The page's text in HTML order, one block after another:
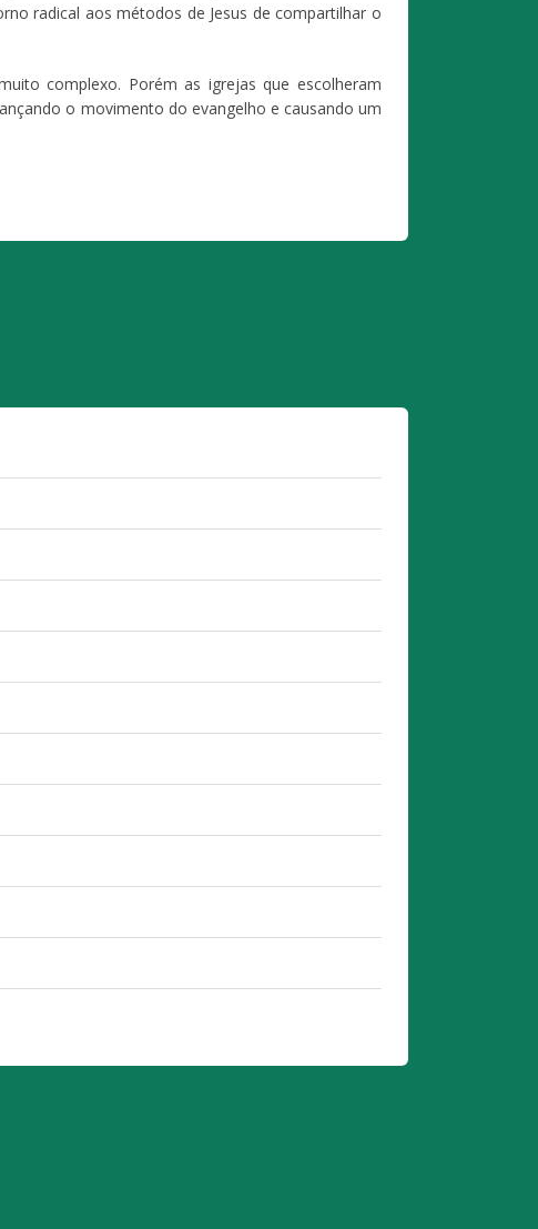
radical aos métodos de Jesus de compartilhar o
complexo. Porém as igrejas que escolheram
o movimento do evangelho e causando um